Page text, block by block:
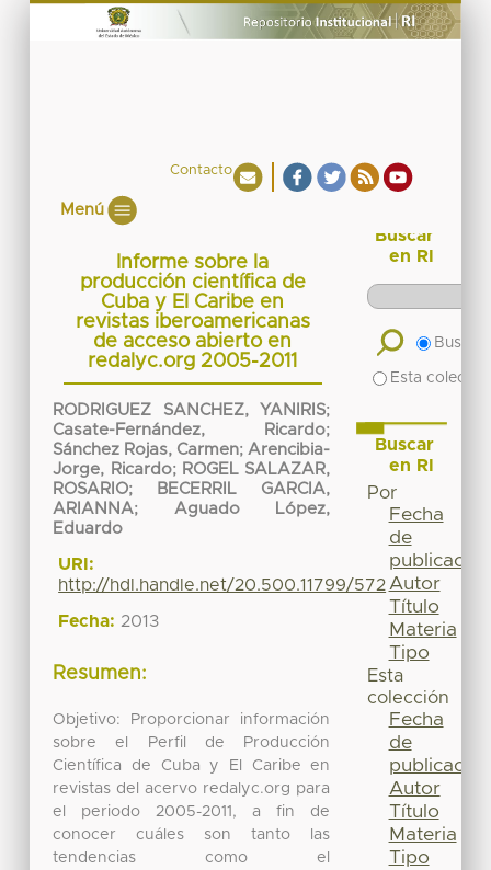
Contacto
Menú
Informe sobre la
producción científica de
Cuba y El Caribe en
revistas iberoamericanas
de acceso abierto en
redalyc.org 2005-2011
RODRIGUEZ SANCHEZ, YANIRIS;
Casate-Fernández, Ricardo;
Sánchez Rojas, Carmen;Arencibia-
Jorge, Ricardo; ROGEL SALAZAR,
ROSARIO;
BECERRIL GARCIA,
ARIANNA; Aguado López,
Eduardo
URI:
http://hdl.handle.net/20.500.11799/572
Fecha: 2013
Resumen:
Objetivo: Proporcionar información
sobre el Perfil de Producción
Científica de Cuba y El Caribe en
revistas del acervo redalyc.org para
el periodo 2005-2011, a fin de
conocer cuáles son tanto las
tendencias como el
Buscar
en RI
Buscar
Esta
Buscar
en RI
Por
Fecha
de
publicación
Autor
Título
Materia
Tipo
Esta
colección
Fecha
de
publicación
Autor
Título
Materia
Tipo